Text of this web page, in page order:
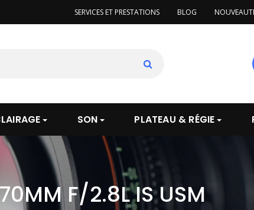
SERVICES ET PRESTATIONS BLOG
SON PLATEAU & RÉGIE
F/2.8L IS USM